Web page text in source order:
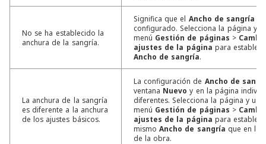
No se ha establecido la
anchura de la sangría.
Significa que el Ancho de sangría
configurado. Selecciona la página y
menú Gestión de páginas >
ajustes de la página para
Ancho de sangría.
La anchura de la sangría
es diferente a la anchura
de los ajustes básicos.
La configuración de Ancho de
ventana Nuevo y en la página
diferentes. Selecciona la página y usa
menú Gestión de páginas >
ajustes de la página para
mismoAncho de sangría que en
de la obra.